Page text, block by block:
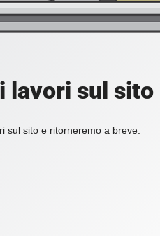
lavori sul sito
sul sito e ritorneremo a breve.